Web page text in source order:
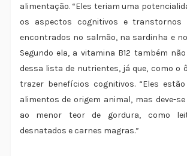
alimentação. “Eles teriam uma
os aspectos cognitivos e transtornos
encontrados no salmão, na sardinha e
Segundo ela, a vitamina B12 também
dessa lista de nutrientes, já que, como o
trazer benefícios cognitivos. “Eles
alimentos de origem animal, mas deve-
ao menor teor de gordura, como
desnatados e carnes magras.”